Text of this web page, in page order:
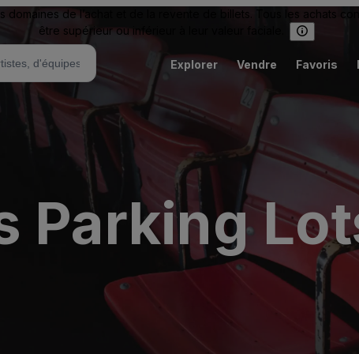
domaines de l’achat et de la revente de billets. Tous les achats
être supérieur ou inférieur à leur valeur faciale.
Explorer Vendre Favoris
Parking